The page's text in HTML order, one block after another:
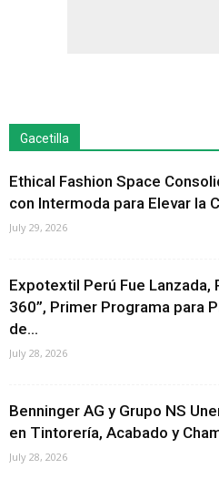
Gacetilla
Ethical Fashion Space
con Intermoda para Elevar la
July 29, 2026
Expotextil Perú Fue
360”, Primer Programa para
de...
July 28, 2026
Benninger AG y Grupo NS
en Tintorería, Acabado y
July 28, 2026